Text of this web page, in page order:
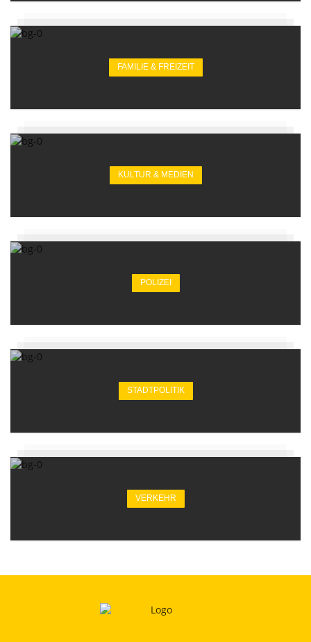
FAMILIE & FREIZEIT
KULTUR & MEDIEN
POLIZEI
STADTPOLITIK
VERKEHR